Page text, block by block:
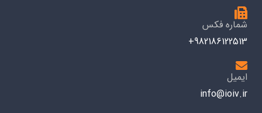
شماره فکس
982186122513+
ایمیل
info@ioiv.ir